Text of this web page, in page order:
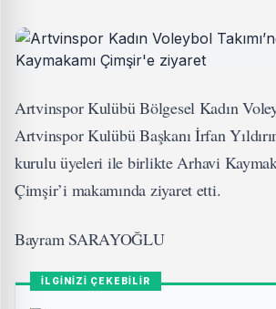
Artvinspor Kulübü Bölgesel Kadın
Artvinspor Kulübü Başkanı İrfan
kurulu üyeleri ile birlikte Arhavi
Çimşir’i makamında ziyaret etti.
Bayram SARAYOĞLU
İLGİNİZİ ÇEKEBİLİR